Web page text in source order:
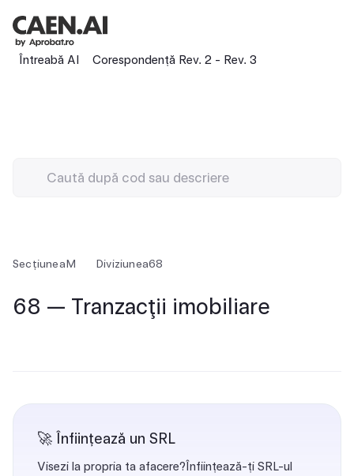
Întreabă AI Corespondență Rev. 2 - Rev. 3
SecțiuneaM Diviziunea68
68 — Tranzacţii imobiliare
🚀 Înființează un SRL
Visezi la propria ta afacere?Înființează-ți SRL-ul